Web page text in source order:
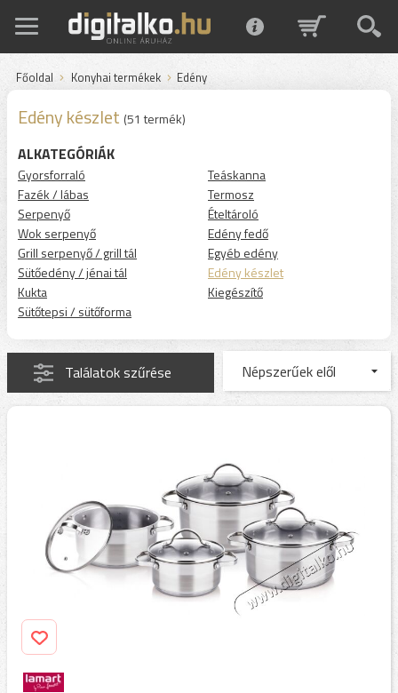
Főoldal Konyhai termékek Edény
Edény készlet (51 termék)
ALKATEGÓRIÁK
Gyorsforraló
Fazék / lábas
Serpenyő
Wok serpenyő
Grill serpenyő / grill tál
Sütőedény / jénai tál
Kukta
Sütőtepsi / sütőforma
Teáskanna
Termosz
Ételtároló
Edény fedő
Egyéb edény
Edény készlet
Kiegészítő
Találatok szűrése